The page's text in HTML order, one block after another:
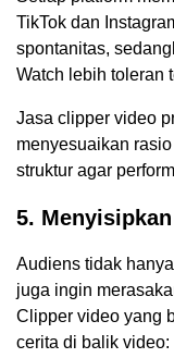
TikTok dan
spontanitas,
Watch lebih toleran
Jasa clipper video
menyesuaikan
struktur agar
5.
Audiens tidak
juga ingin
Clipper video yang
cerita di balik